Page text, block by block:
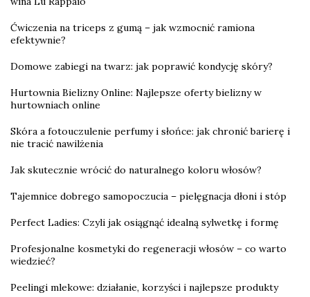
Ćwiczenia na triceps z gumą – jak wzmocnić ramiona
efektywnie?
Domowe zabiegi na twarz: jak poprawić kondycję skóry?
Hurtownia Bielizny Online: Najlepsze oferty bielizny w
hurtowniach online
Skóra a fotouczulenie perfumy i słońce: jak chronić barierę i
nie tracić nawilżenia
Jak skutecznie wrócić do naturalnego koloru włosów?
Tajemnice dobrego samopoczucia – pielęgnacja dłoni i stóp
Perfect Ladies: Czyli jak osiągnąć idealną sylwetkę i formę
Profesjonalne kosmetyki do regeneracji włosów – co warto
wiedzieć?
Peelingi mlekowe: działanie, korzyści i najlepsze produkty